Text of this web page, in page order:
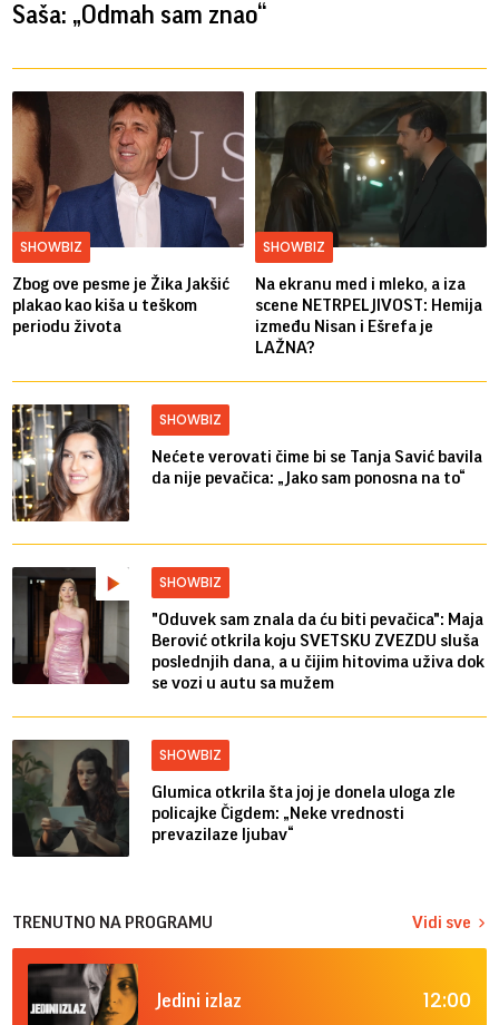
Saša: „Odmah sam znao“
SHOWBIZ
Zbog ove pesme je Žika Jakšić
plakao kao kiša u teškom
periodu života
SHOWBIZ
Na ekranu med i mleko, a iza
scene NETRPELJIVOST: Hemija
između Nisan i Ešrefa je
LAŽNA?
SHOWBIZ
Nećete verovati čime bi se Tanja Savić bavila
da nije pevačica: „Jako sam ponosna na to“
SHOWBIZ
"Oduvek sam znala da ću biti pevačica": Maja
Berović otkrila koju SVETSKU ZVEZDU sluša
poslednjih dana, a u čijim hitovima uživa dok
se vozi u autu sa mužem
SHOWBIZ
Glumica otkrila šta joj je donela uloga zle
policajke Čigdem: „Neke vrednosti
prevazilaze ljubav“
TRENUTNO NA PROGRAMU Vidi sve
Jedini izlaz 12:00